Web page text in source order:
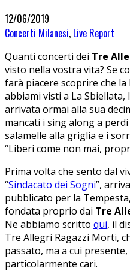
12/06/2019
Concerti Milanesi, Live Report
Quanti concerti dei Tre
visto nella vostra vita? Se
farà piacere scoprire che
abbiami visti a La
arrivata ormai alla sua
mancati i sing along a
salamelle alla griglia e i
“Liberi come non mai,
Prima volta che sento dal
“Sindacato dei Sogni”,
pubblicato per la
fondata proprio dai Tre
Ne abbiamo scritto qui, il
Tre Allegri Ragazzi Morti,
passato, ma a cui
particolarmente cari.